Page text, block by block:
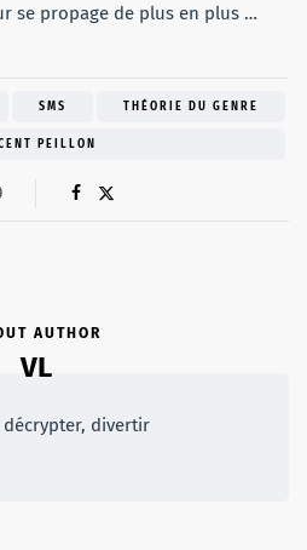
se propage de plus en plus …
SMS THÉORIE DU GENRE
PEILLON
AUTHOR
VL
divertir